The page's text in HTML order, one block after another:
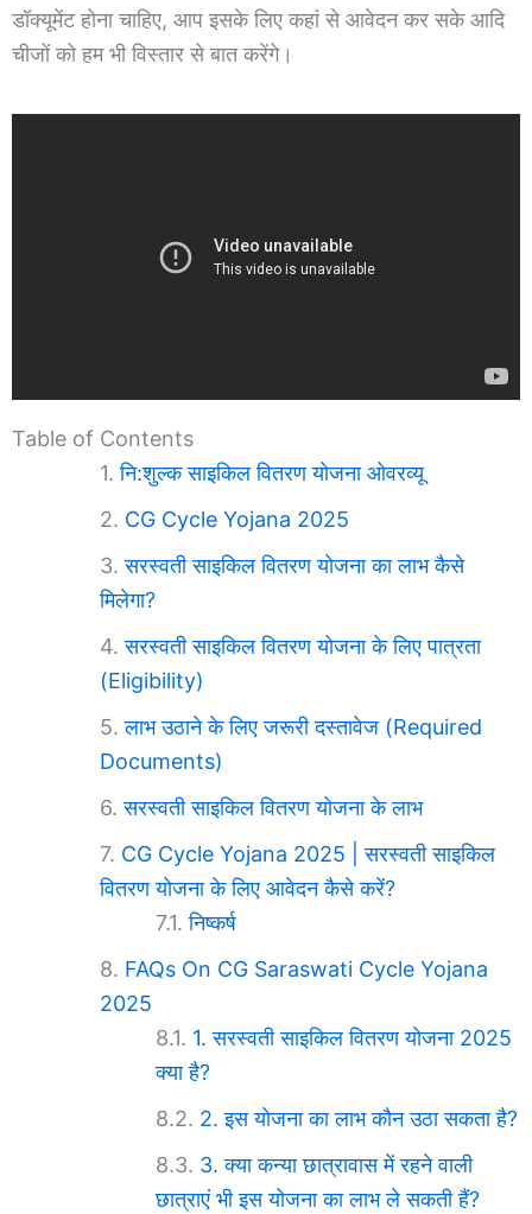
डॉक्यूमेंट होना चाहिए, आप इसके लिए कहां से आवेदन कर सके आदि
चीजों को हम भी विस्तार से बात करेंगे।
Table of Contents
नि:शुल्क साइकिल वितरण योजना ओवरव्यू
CG Cycle Yojana 2025
सरस्वती साइकिल वितरण योजना का लाभ कैसे
मिलेगा?
सरस्वती साइकिल वितरण योजना के लिए पात्रता
(Eligibility)
लाभ उठाने के लिए जरूरी दस्तावेज (Required
Documents)
सरस्वती साइकिल वितरण योजना के लाभ
CG Cycle Yojana 2025 | सरस्वती साइकिल
वितरण योजना के लिए आवेदन कैसे करें?
निष्कर्ष
FAQs On CG Saraswati Cycle Yojana
2025
1. सरस्वती साइकिल वितरण योजना 2025
क्या है?
2. इस योजना का लाभ कौन उठा सकता है?
3. क्या कन्या छात्रावास में रहने वाली
छात्राएं भी इस योजना का लाभ ले सकती हैं?